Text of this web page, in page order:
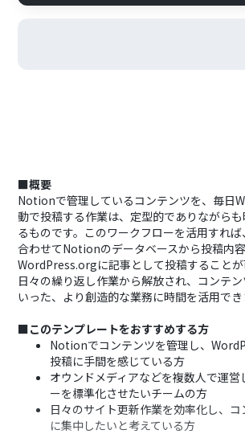
■概要
Notionで管理しているコンテンツを、毎日
動で投稿する作業は、定型的でありながら
るものです。このワークフローを活用すれ
合わせてNotionのデータベースから投稿内容
WordPress.orgに記事として投稿することが
日々の繰り返し作業から解放され、コンテ
いった、より創造的な業務に時間を活用でき
■このテンプレートをおすすめする方
Notionでコンテンツを管理し、
投稿に手間を感じている方
オウンドメディアなどを複数人で運営
ーを標準化させたいチームの方
日々のサイト更新作業を効率化し、
に集中したいと考えている方